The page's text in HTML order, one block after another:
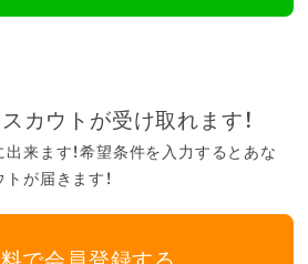
カウトが受け取れます！
出来ます！希望条件を入力するとあな
が届きます！